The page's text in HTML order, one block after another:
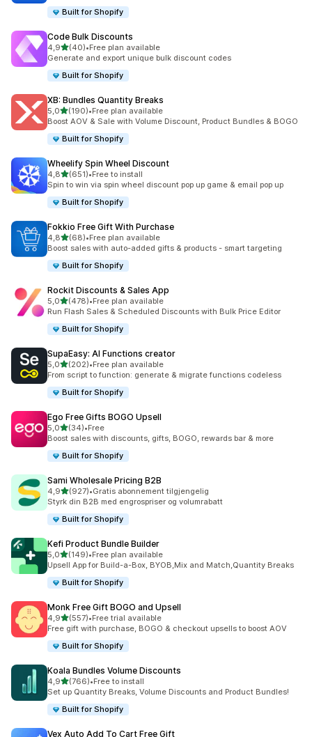
Built for Shopify
Code Bulk Discounts
4,9av 5 stjerner
(40)
Totalt 40 omtaler
•Free plan available
Generate and export unique bulk discount codes
Built for Shopify
XB: Bundles Quantity Breaks
5,0av 5 stjerner
(190)
Totalt 190 omtaler
•Free plan available
Boost AOV & Sale with Volume Discount, Product Bundles & BOGO
Built for Shopify
Wheelify Spin Wheel Discount
4,8av 5 stjerner
(651)
Totalt 651 omtaler
•Free to install
Spin to win via spin wheel discount pop up game & email pop up
Built for Shopify
Fokkio Free Gift With Purchase
4,8av 5 stjerner
(68)
Totalt 68 omtaler
•Free plan available
Boost sales with auto-added gifts & products - smart targeting
Built for Shopify
Rockit Discounts & Sales App
5,0av 5 stjerner
(478)
Totalt 478 omtaler
•Free plan available
Run Flash Sales & Scheduled Discounts with Bulk Price Editor
Built for Shopify
SupaEasy: AI Functions creator
5,0av 5 stjerner
(202)
Totalt 202 omtaler
•Free plan available
From script to function: generate & migrate functions codeless
Built for Shopify
Ego Free Gifts BOGO Upsell
5,0av 5 stjerner
(34)
Totalt 34 omtaler
•Free
Boost sales with discounts, gifts, BOGO, rewards bar & more
Built for Shopify
Sami Wholesale Pricing B2B
4,9av 5 stjerner
(927)
Totalt 927 omtaler
•Gratis abonnement tilgjengelig
Styrk din B2B med engrospriser og volumrabatt
Built for Shopify
Kefi Product Bundle Builder
5,0av 5 stjerner
(149)
Totalt 149 omtaler
•Free plan available
Upsell App for Build-a-Box, BYOB,Mix and Match,Quantity Breaks
Built for Shopify
Monk Free Gift BOGO and Upsell
4,9av 5 stjerner
(557)
Totalt 557 omtaler
•Free trial available
Free gift with purchase, BOGO & checkout upsells to boost AOV
Built for Shopify
Koala Bundles Volume Discounts
4,9av 5 stjerner
(766)
Totalt 766 omtaler
•Free to install
Set up Quantity Breaks, Volume Discounts and Product Bundles!
Built for Shopify
Vex Auto Add To Cart Free Gift